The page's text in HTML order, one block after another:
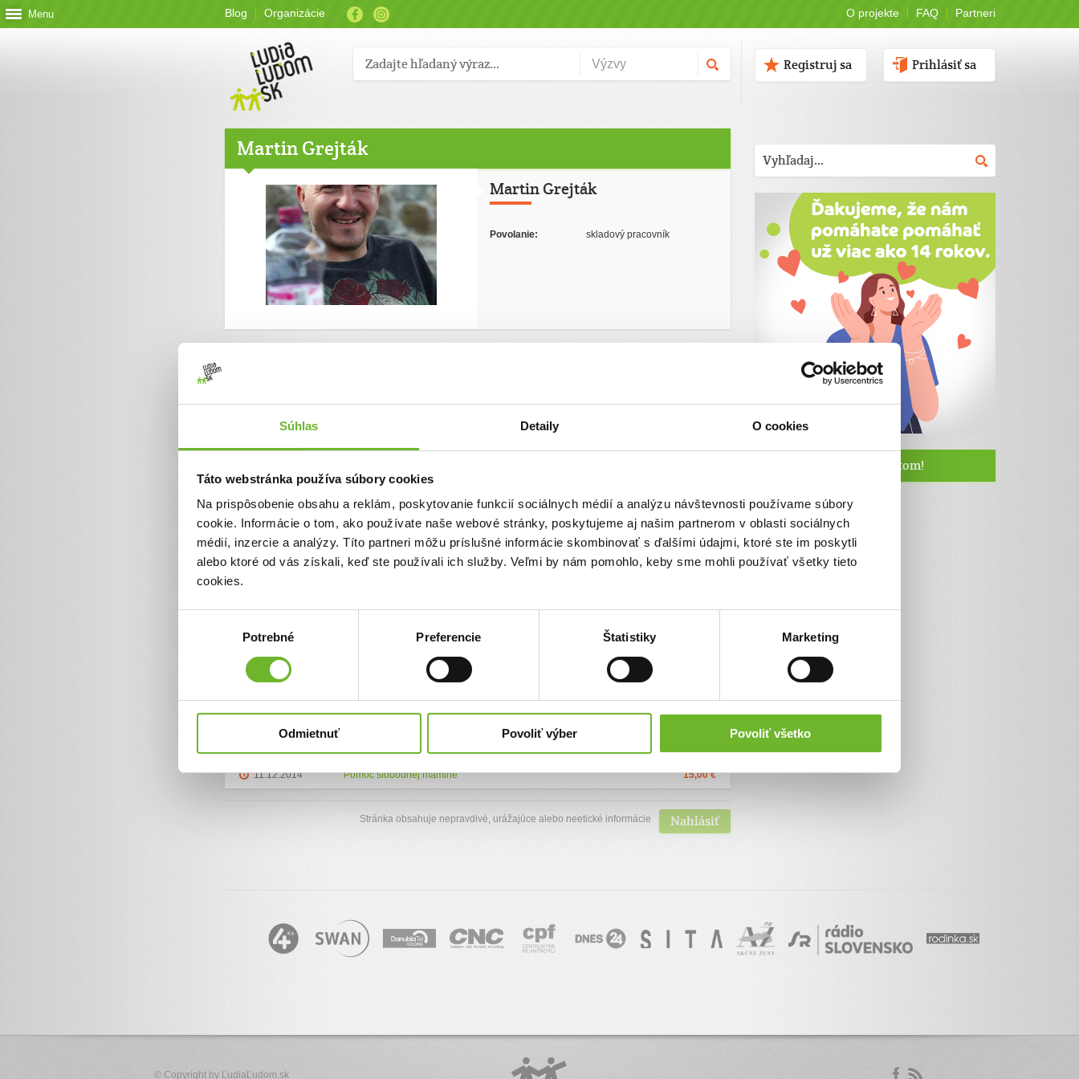
Súhlas Detaily O cookies
Táto webstránka používa súbory cookies
Na prispôsobenie obsahu a reklám, poskytovanie funkcií sociálnych médií a analýzu návštevnosti používame súbory
cookie. Informácie o tom, ako používate naše webové stránky, poskytujeme aj našim partnerom v oblasti sociálnych
médií, inzercie a analýzy. Títo partneri môžu príslušné informácie skombinovať s ďalšími údajmi, ktoré ste im poskytli
alebo ktoré od vás získali, keď ste používali ich služby. Veľmi by nám pomohlo, keby sme mohli používať všetky tieto
cookies.
Potrebné Preferencie Štatistiky Marketing
Odmietnuť Povoliť výber Povoliť všetko
Menu Blog Organizácie O projekte FAQ Partneri
Prihlásiť sa
Registruj sa
Martin Grejták
Martin Grejták
Povolanie: skladový pracovník
Výzvy, ktoré som podporil(2)
Pomoc slobodnej
mamine
Som slobodná mamina, mám 4 ročnú dcérku.
Ocitli sme sa v situácií z ktorej sa už neviem
Pomoc ľuďom po požiari
2
Dobrý deň volám sa Lucia som známa rodiny
8.1.2017
Ďakujeme! Vyzbierali sme:3192 €
Moje dary(2)
11.12.2014 Pomoc slobodnej mamine 15,00 €
Nahlásiť
Stránka obsahuje nepravdivé, urážajúce alebo neetické informácie
Staňte sa naším fanúšikom!
© Copyright by ĽudiaĽudom.sk